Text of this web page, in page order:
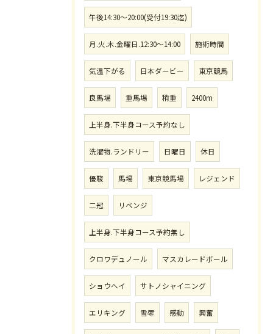
午後14:30〜20:00(受付19:30迄)
月.火.木.金曜日.12:30〜14:00 施術時間
気温下がる 日本ダービー 東京競馬
良馬場 重馬場 稍重 2400m
上半身.下半身コース予約なし
洗濯物.ランドリー 日曜日 休日
優駿 馬場 東京競馬場 レジェンド
二冠 リベンジ
上半身.下半身コース予約無し
クロワデュノール マスカレードボール
ショウヘイ サトノシャイニング
エリキング 雪辱 感動 興奮